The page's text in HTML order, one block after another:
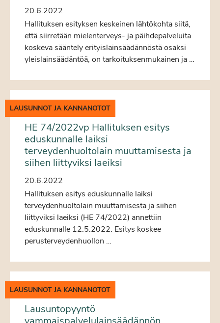
20.6.2022
Hallituksen esityksen keskeinen lähtökohta siitä,
että siirretään mielenterveys- ja päihdepalveluita
koskeva sääntely erityislainsäädännöstä osaksi
yleislainsäädäntöä, on tarkoituksenmukainen ja …
LAUSUNNOT JA KANNANOTOT
HE 74/2022vp Hallituksen esitys
eduskunnalle laiksi
terveydenhuoltolain muuttamisesta ja
siihen liittyviksi laeiksi
20.6.2022
Hallituksen esitys eduskunnalle laiksi
terveydenhuoltolain muuttamisesta ja siihen
liittyviksi laeiksi (HE 74/2022) annettiin
eduskunnalle 12.5.2022. Esitys koskee
perusterveydenhuollon …
LAUSUNNOT JA KANNANOTOT
Lausuntopyyntö